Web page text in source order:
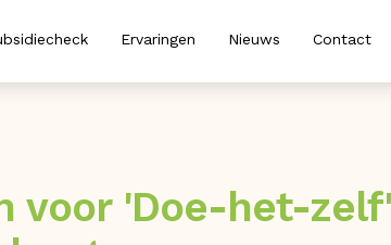
Ervaringen Nieuws Contact
voor 'Doe-het-